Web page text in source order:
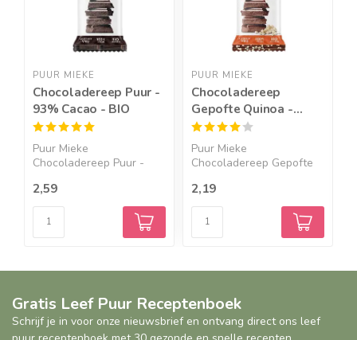
PUUR MIEKE
Chocoladereep Puur -
93% Cacao - BIO
Puur Mieke
Chocoladereep Puur -
2,59
PUUR MIEKE
Chocoladereep
Gepofte Quinoa -
40,8% Cacao - BIO
Puur Mieke
Chocoladereep Gepofte
2,19
Gratis Leef Puur Receptenboek
Schrijf je in voor onze nieuwsbrief en ontvang direct ons leef